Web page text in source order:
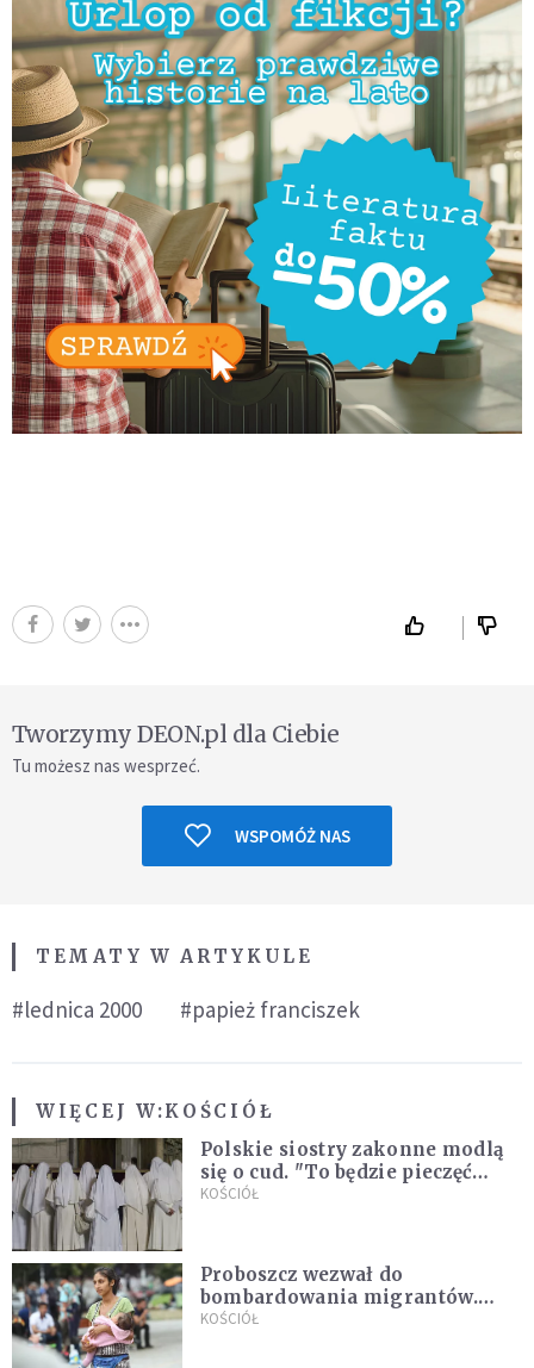
Tworzymy DEON.pl dla Ciebie
Tu możesz nas wesprzeć.
WSPOMÓŻ NAS
TEMATY W ARTYKULE
#lednica 2000 #papież franciszek
WIĘCEJ W:KOŚCIÓŁ
Polskie siostry zakonne modlą
się o cud. "To będzie pieczęć
Pana Boga dla naszej wiary"
KOŚCIÓŁ
Proboszcz wezwał do
bombardowania migrantów.
"Masowy ogień przeciwko
KOŚCIÓŁ